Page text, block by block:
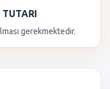
TUTARI
gerekmektedir.